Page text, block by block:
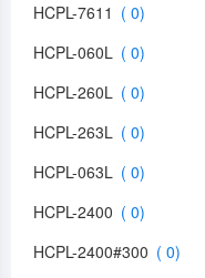
HCPL-7611
HCPL-060L
HCPL-260L
HCPL-263L
HCPL-063L
HCPL-2400
HCPL-2400#300